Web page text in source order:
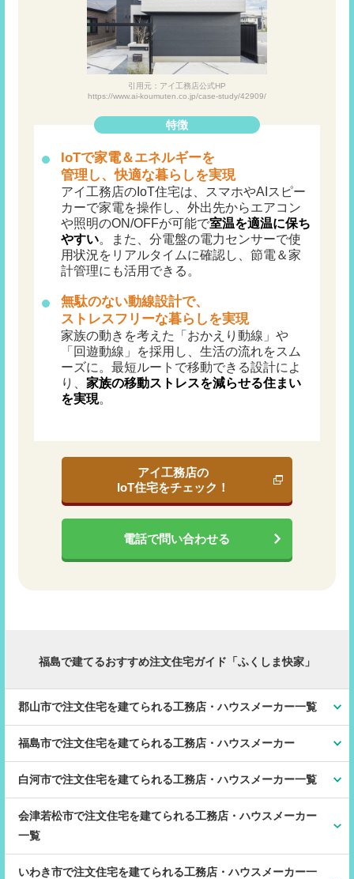
引用元：アイ工務店公式HP
https://www.ai-koumuten.co.jp/case-study/42909/
特徴
IoTで家電＆エネルギーを
管理し、快適な暮らしを実現
アイ工務店のIoT住宅は、スマホやAIスピー
カーで家電を操作し、外出先からエアコン
や照明のON/OFFが可能で室温を適温に保ち
やすい。また、分電盤の電力センサーで使
用状況をリアルタイムに確認し、節電＆家
計管理にも活用できる。
無駄のない動線設計で、
ストレスフリーな暮らしを実現
家族の動きを考えた「おかえり動線」や
「回遊動線」を採用し、生活の流れをスム
ーズに。最短ルートで移動できる設計によ
り、家族の移動ストレスを減らせる住まい
を実現。
アイ工務店の
IoT住宅をチェック！
電話で問い合わせる
福島で建てるおすすめ注文住宅ガイド「ふくしま快家」
郡山市で注文住宅を建てられる工務店・ハウスメーカー一覧
福島市で注文住宅を建てられる工務店・ハウスメーカー
白河市で注文住宅を建てられる工務店・ハウスメーカー一覧
会津若松市で注文住宅を建てられる工務店・ハウスメーカー
一覧
いわき市で注文住宅を建てられる工務店・ハウスメーカー一